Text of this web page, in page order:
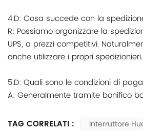
4.D: Cosa succede con la
R: Possiamo organizzare la
UPS, a prezzi competitivi.
anche utilizzare i propri spedizionieri.
5.D: Quali sono le condizioni di
A: Generalmente tramite bonifico
TAG CORRELATI :
Interruttore